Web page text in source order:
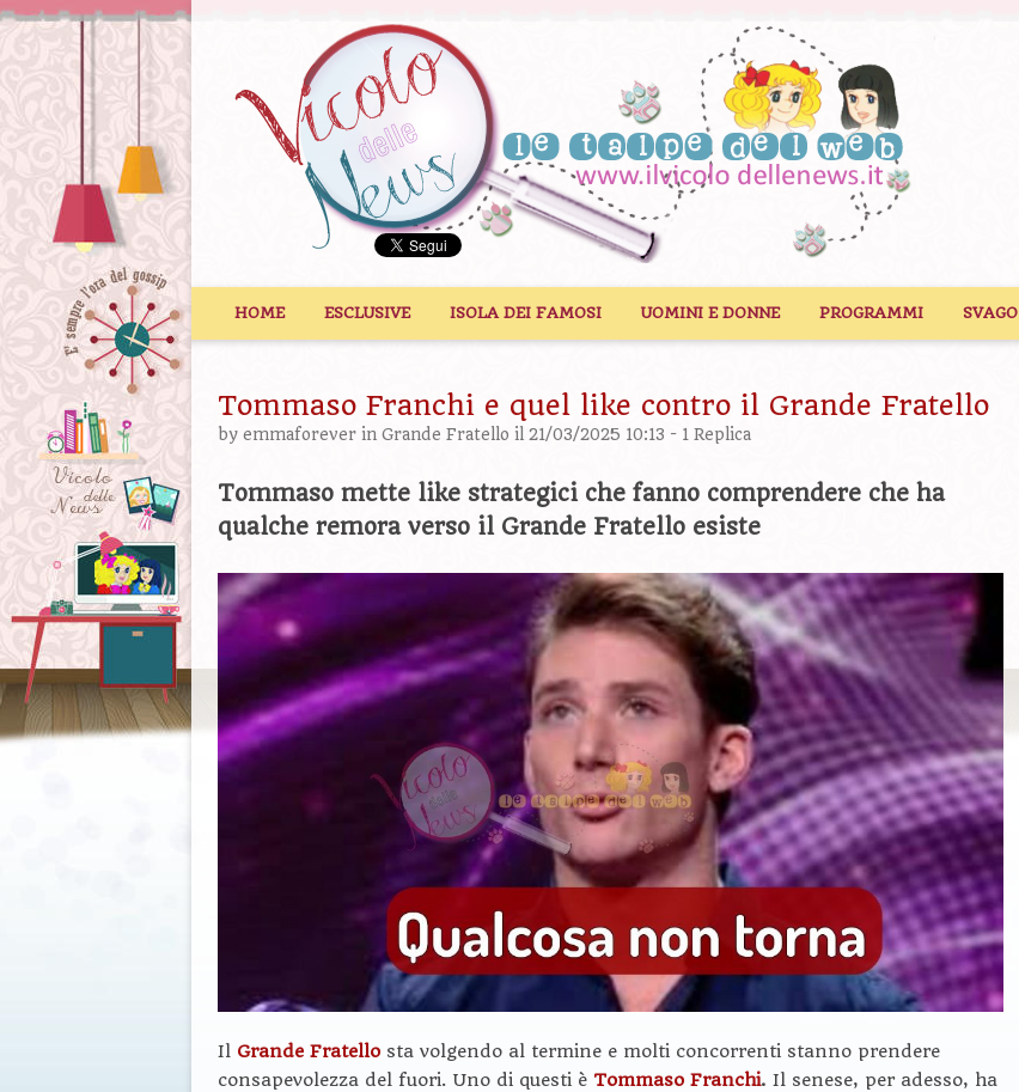
HOME ESCLUSIVE ISOLA DEI FAMOSI UOMINI E DONNE PROGRAMMI SVAGO
Tommaso Franchi e quel like contro il Grande Fratello
by emmaforever in Grande Fratello il 21/03/2025 10:13 - 1 Replica
Tommaso mette like strategici che fanno comprendere che ha
qualche remora verso il Grande Fratello esiste
Il Grande Fratello sta volgendo al termine e molti concorrenti stanno prendere
consapevolezza del fuori. Uno di questi è Tommaso Franchi. Il senese, per adesso, ha